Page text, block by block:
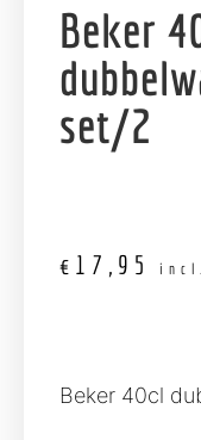
Beker
set/2
€ 17,95
Beker 40cl